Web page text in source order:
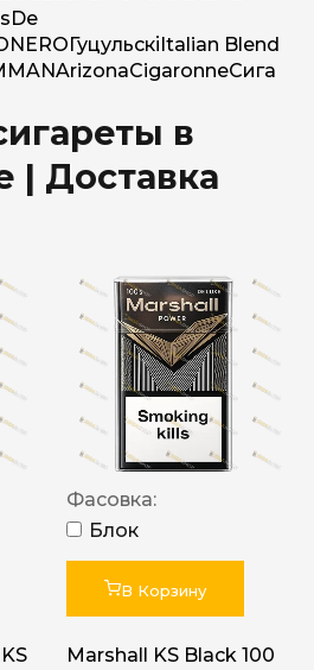
De
NERO Гуцульскі Italian Blend
MANArizonaCigaronneСига
в
| Доставка
Фасовка:
Блок
В Корзину
Marshall KS Black 100